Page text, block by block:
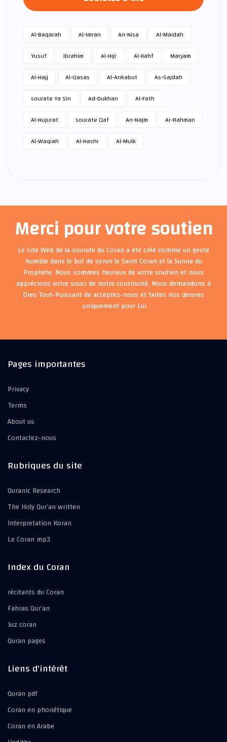
Al-Baqarah Al-Imran An-Nisa
Al-Maidah
Yusuf
Ibrahim Al-Hijr Al-Kahf
Maryam
Al-Hajj
Al-Qasas Al-Ankabut
As-Sajdah
sourate Ya Sin
Ad-Dukhan
Al-Fath
Al-Hujurat
sourate Qaf An-Najm
Ar-Rahman
Al-Waqiah
Al-Hashr Al-Mulk
Merci pour votre soutien
Le site Web de la sourate du Coran a été créé comme un geste
humble dans le but de servir le Saint Coran et la Sunna du
Prophète. Nous sommes heureux de votre soutien et nous
apprécions votre souci de notre continuité. Nous demandons à
Dieu Tout-Puissant de acceptez-nous et faites nos œuvres
uniquement pour Lui.
Pages importantes
Privacy
Terms
About us
Contactez-nous
Rubriques du site
Quranic Research
The Holy Qur’an written
Interpretation Koran
Le Coran mp3
Index du Coran
récitants du Coran
Fahras Qur’an
Juz coran
Quran pages
Liens d'intérêt
Quran pdf
Coran en phonétique
Coran en Arabe